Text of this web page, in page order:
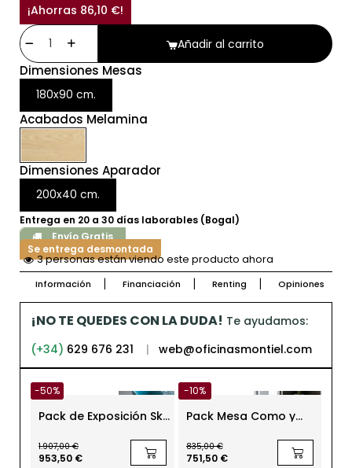
¡Ahorras 86,10 €!
Añadir al carrito
Dimensiones Mesas
180x90 cm.
Acabados Melamina
Dimensiones Aparador
200x40 cm.
Entrega en 20 a 30 días laborables (Bogal)
Envío Gratis
Se entrega desmontada
3 personas están viendo este producto ahora
Información Financiación Renting Opiniones
¡NO TE QUEDES CON LA DUDA! Te ayudamos:
(+34) 629 676 231 | web@oficinasmontiel.com
-50%
Pack de Exposición Sky
1.907,00 €
953,50 €
-10%
Pack Mesa Como y
835,00 €
751,50 €